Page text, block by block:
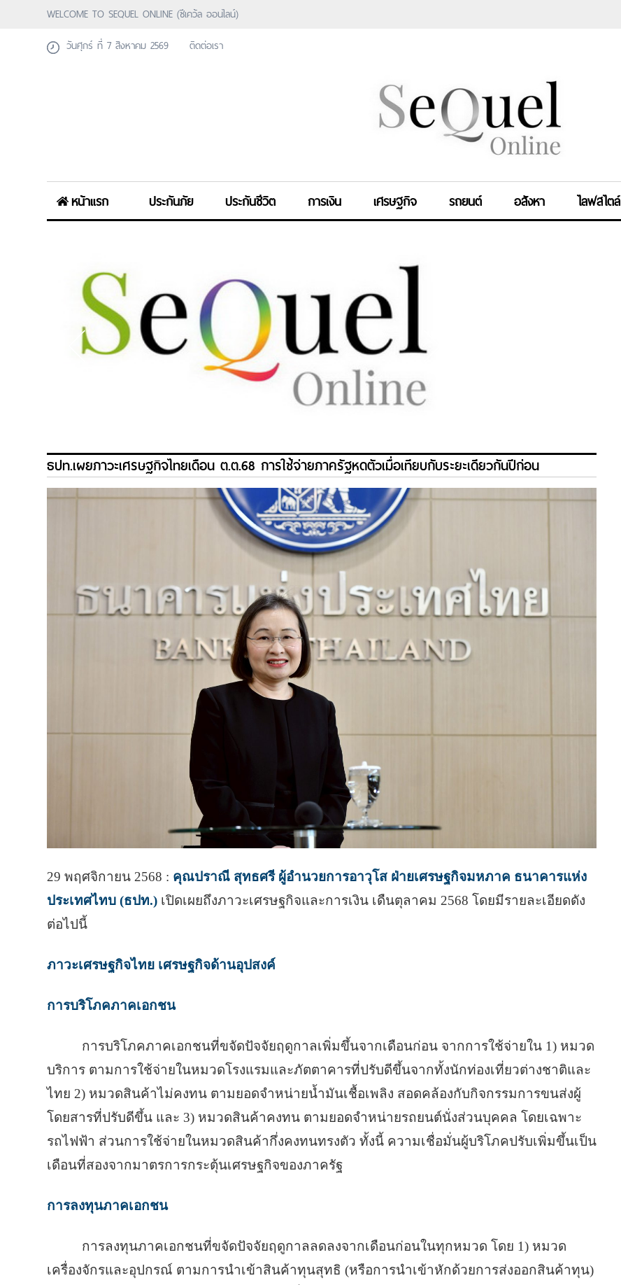
WELCOME TO SEQUEL ONLINE (ซีเคว้ล ออนไลน์)
วันศุกร์ ที่ 7 สิงหาคม 2569
ติดต่อเรา
หน้าแรก ประกันภัย ประกันชีวิต การเงิน เศรษฐกิจ รถยนต์ อสังหา ไลฟสไตล์
ธปท.เผยภาวะเศรษฐกิจไทยเดือน ต.ต.68 การใช้จ่ายภาครัฐหดตัวเมื่อเทียบกับระยะเดียวกันปีก่อน
29 พฤศจิกายน 2568 : คุณปราณี สุทธศรี ผู้อำนวยการอาวุโส ฝ่ายเศรษฐกิจมหภาค ธนาคารแห่ง
ประเทศไทบ (ธปท.) เปิดเผยถึงภาวะเศรษฐกิจและการเงิน เดืนตุลาคม 2568 โดยมีรายละเอียดดัง
ต่อไปนี้
ภาวะเศรษฐกิจไทย เศรษฐกิจด้านอุปสงค์
การบริโภคภาคเอกชน
การบริโภคภาคเอกชนที่ขจัดปัจจัยฤดูกาลเพิ่มขึ้นจากเดือนก่อน จากการใช้จ่ายใน 1) หมวด
บริการ ตามการใช้จ่ายในหมวดโรงแรมและภัตตาคารที่ปรับดีขึ้นจากทั้งนักท่องเที่ยวต่างชาติและ
ไทย 2) หมวดสินค้าไม่คงทน ตามยอดจำหน่ายน้ำมันเชื้อเพลิง สอดคล้องกับกิจกรรมการขนส่งผู้
โดยสารที่ปรับดีขึ้น และ 3) หมวดสินค้าคงทน ตามยอดจำหน่ายรถยนต์นั่งส่วนบุคคล โดยเฉพาะ
รถไฟฟ้า ส่วนการใช้จ่ายในหมวดสินค้ากึ่งคงทนทรงตัว ทั้งนี้ ความเชื่อมั่นผู้บริโภคปรับเพิ่มขึ้นเป็น
เดือนที่สองจากมาตรการกระตุ้นเศรษฐกิจของภาครัฐ
การลงทุนภาคเอกชน
การลงทุนภาคเอกชนที่ขจัดปัจจัยฤดูกาลลดลงจากเดือนก่อนในทุกหมวด โดย 1) หมวด
เครื่องจักรและอุปกรณ์ ตามการนำเข้าสินค้าทุนสุทธิ (หรือการนำเข้าหักด้วยการส่งออกสินค้าทุน)